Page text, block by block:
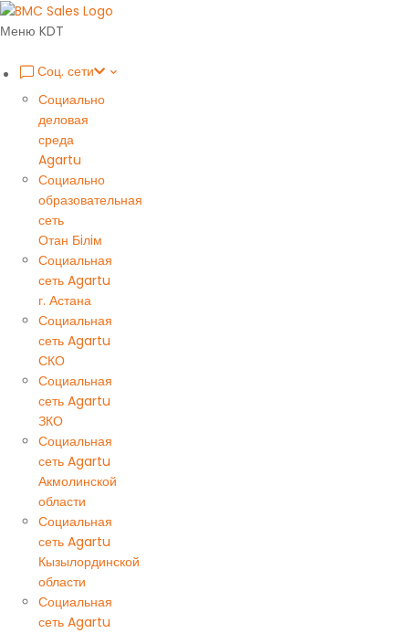
Меню KDT
Соц. сети
Социально
деловая
среда
Agartu
Социально
образовательная
сеть
Отан Бiлiм
Социальная
сеть Agartu
г. Астана
Социальная
сеть Agartu
СКО
Социальная
сеть Agartu
ЗКО
Социальная
сеть Agartu
Акмолинской
области
Социальная
сеть Agartu
Кызылординской
области
Социальная
сеть Agartu